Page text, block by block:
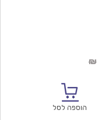
₪
הוספה לסל